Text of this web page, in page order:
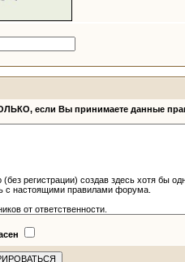
если Вы принимаете данные